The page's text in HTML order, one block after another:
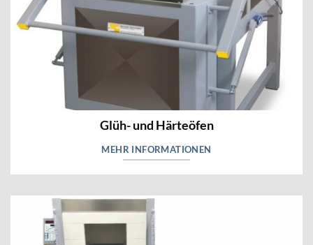
Glüh- und Härteöfen
MEHR INFORMATIONEN